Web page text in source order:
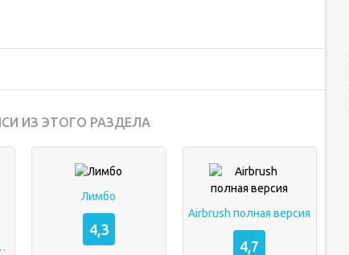
ИЗ ЭТОГО РАЗДЕЛА
на андроид
Лимбо
4,3
Airbrush полная версия
4,7